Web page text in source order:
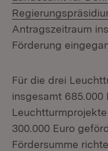
Antragszeitraum
Förderung
Für die drei
insgesamt
300.000 Euro
Fördersumme